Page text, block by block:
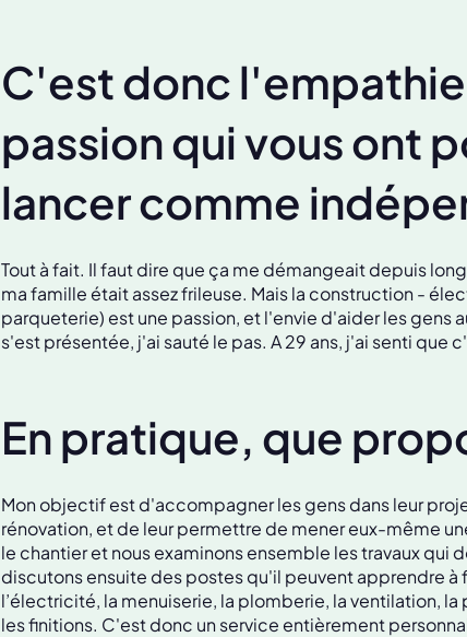
C'est donc
passion qui vous ont
lancer comme
Tout à fait. Il faut dire que ça me démangeait depuis
ma famille était assez frileuse. Mais la construction -
parqueterie) est une passion, et l'envie d'aider les gens
s'est présentée, j'ai sauté le pas. A 29 ans, j'ai senti que
En pratique, que
Mon objectif est d'accompagner les gens dans leur
rénovation, et de leur permettre de mener eux-même
le chantier et nous examinons ensemble les travaux qui
discutons ensuite des postes qu'il peuvent apprendre
l’électricité, la menuiserie, la plomberie, la ventilation,
les finitions. C'est donc un service entièrement